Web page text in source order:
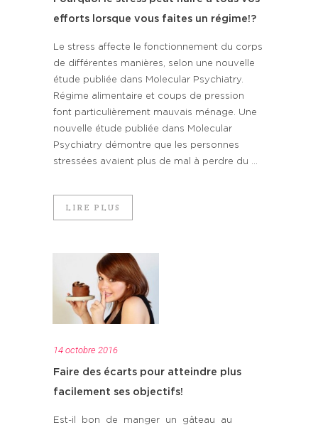
efforts lorsque vous faites un régime!?
Le stress affecte le fonctionnement du corps
de différentes manières, selon une nouvelle
étude publiée dans Molecular Psychiatry.
Régime alimentaire et coups de pression
font particulièrement mauvais ménage. Une
nouvelle étude publiée dans Molecular
Psychiatry démontre que les personnes
stressées avaient plus de mal à perdre du ...
LIRE PLUS
14 octobre 2016
Faire des écarts pour atteindre plus
facilement ses objectifs!
Est-il bon de manger un gâteau au